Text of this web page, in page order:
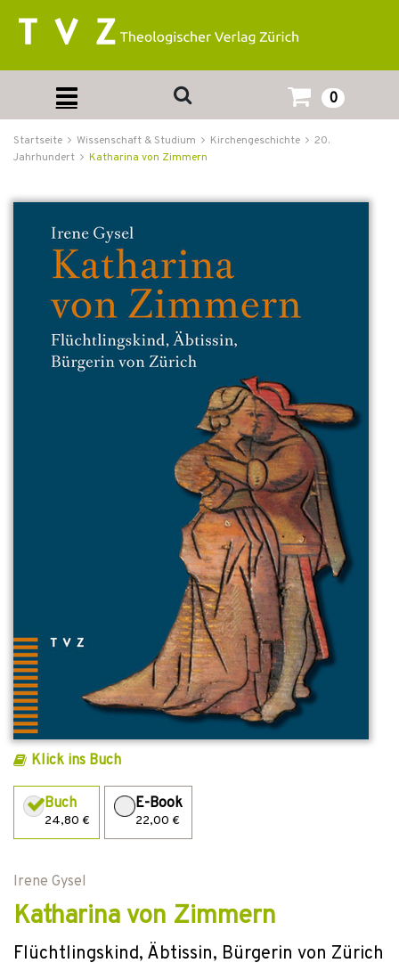
0
Startseite Wissenschaft & Studium Kirchengeschichte
20.
Jahrhundert
Katharina von Zimmern
Klick ins Buch
Buch
24,80 €
E-Book
22,00 €
Irene Gysel
Katharina von Zimmern
Flüchtlingskind, Äbtissin, Bürgerin von Zürich